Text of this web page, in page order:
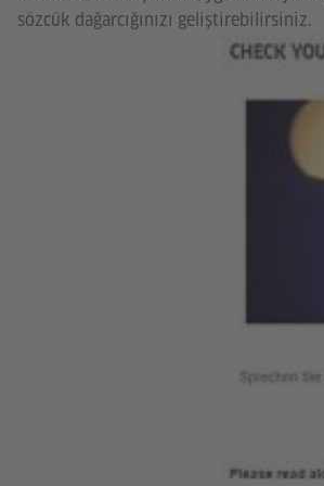
sözcük dağarcığınızı geliştirebilirsiniz.